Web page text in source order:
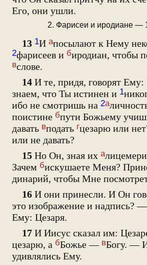
Его, они ушли.
2. Фарисеи и иродиане —
13 1И апосылают к Нему
2фарисеев и биродиан, чтобы
вслове.
14 И те, придя, говорят
знаем, что Ты истинен и 1
ибо не смотришь на 2а
поистине бпути Божьему
давать вподать гцезарю или
или не давать?
15 Но Он, зная их а
Зачем бискушаете Меня?
динарий, чтобы Мне
16 И они принесли. И Он
это изображение и надпись?
Ему: Цезаря.
17 И Иисус сказал им:
цезарю, а бБожье — вБогу. —
удивлялись Ему.